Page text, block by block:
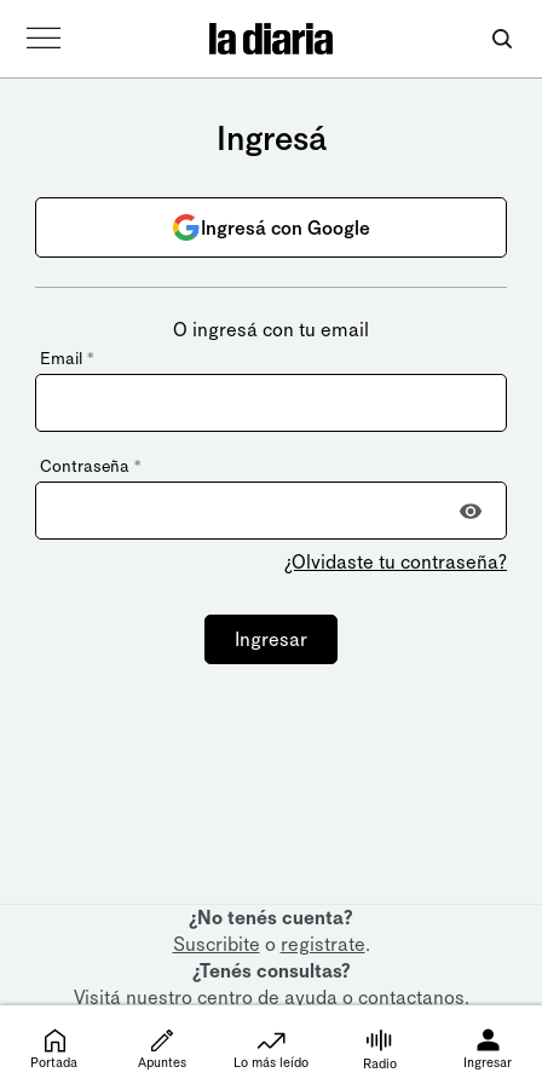
Ingresá
Ingresá con Google
O ingresá con tu email
Email *
Contraseña *
¿Olvidaste tu contraseña?
Ingresar
¿No tenés cuenta?
Suscribite o registrate.
¿Tenés consultas?
Visitá nuestrocentro de ayudaocontactanos.
Portada Apuntes Lo más leído Radio Ingresar